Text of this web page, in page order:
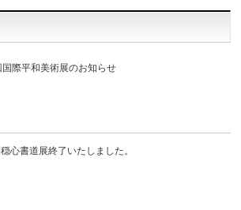
際平和美術展のお知らせ
心書道展終了いたしました。